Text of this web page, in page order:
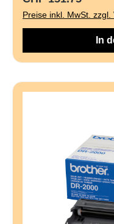
Preise inkl. MwSt. zzgl.
In